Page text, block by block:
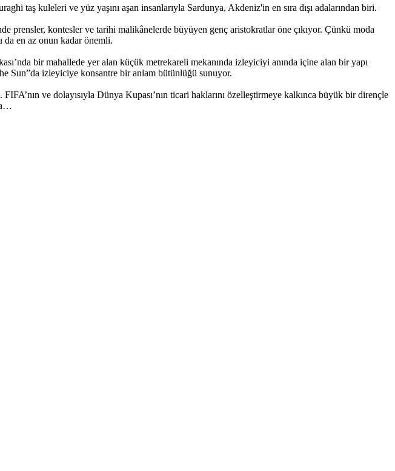
taş kuleleri ve yüz yaşını aşan insanlarıyla Sardunya, Akdeniz'in en sıra dışı adalarından biri.
kontesler ve tarihi malikânelerde büyüyen genç aristokratlar öne çıkıyor. Çünkü moda
da en az onun kadar önemli.
bir mahallede yer alan küçük metrekareli mekanında izleyiciyi anında içine alan bir yapı
Sun”da izleyiciye konsantre bir anlam bütünlüğü sunuyor.
ve dolayısıyla Dünya Kupası’nın ticari haklarını özelleştirmeye kalkınca büyük bir dirençle